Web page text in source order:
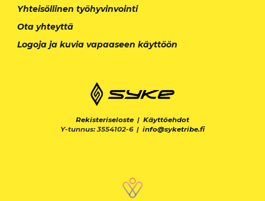
Yhteisöllinen työhyvinvointi
Ota yhteyttä
Logoja ja kuvia vapaaseen käyttöön
Rekisteriseloste | Käyttöehdot
Y-tunnus: 3554102-6 | info@syketribe.fi